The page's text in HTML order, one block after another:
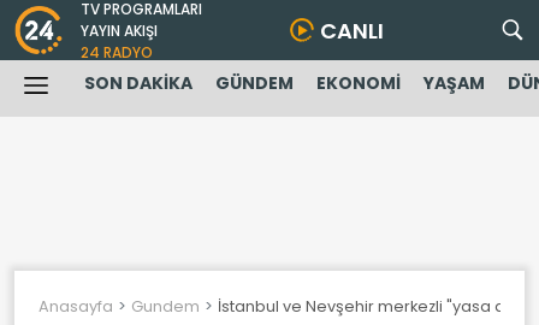
TV PROGRAMLARI
YAYIN AKIŞI
24 RADYO
CANLI
SON DAKİKA GÜNDEM EKONOMİ YAŞAM
Anasayfa Gundem İstanbul ve Nevşehir merkezli "yasa dışı